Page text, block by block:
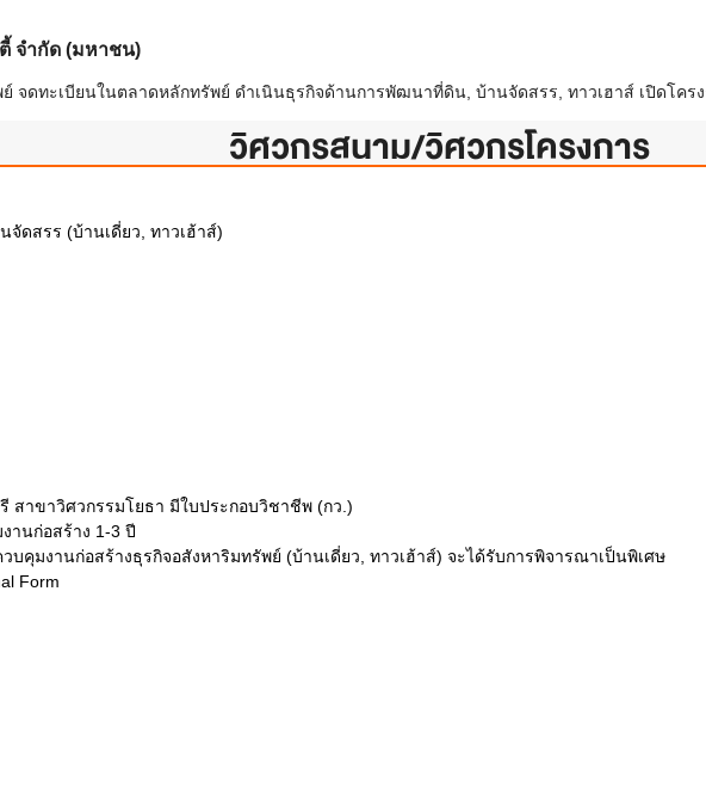
จำกัด (มหาชน)
จดทะเบียนในตลาดหลักทรัพย์ ดำเนินธุรกิจด้านการพัฒนาที่ดิน, บ้านจัดสรร, ทาวเฮาส์ เปิดโครง
วิศวกรสนาม/วิศวกรโครงการ
ดสรร (บ้านเดี่ยว, ทาวเฮ้าส์)
าขาวิศวกรรมโยธา มีใบประกอบวิชาชีพ (กว.)
านก่อสร้าง 1-3 ปี
คุมงานก่อสร้างธุรกิจอสังหาริมทรัพย์ (บ้านเดี่ยว, ทาวเฮ้าส์) จะได้รับการพิจารณาเป็นพิเศษ
Form